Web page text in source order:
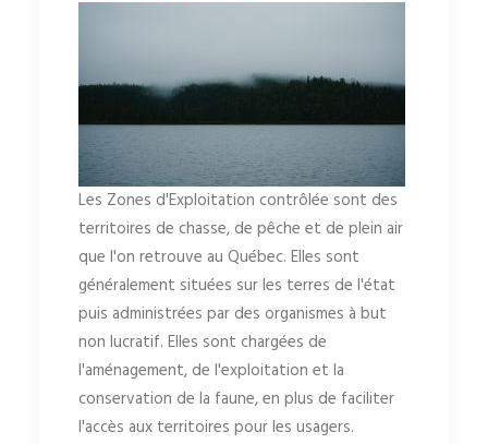
Les Zones d'Exploitation contrôlée sont des
territoires de chasse, de pêche et de plein air
que l'on retrouve au Québec. Elles sont
généralement situées sur les terres de l'état
puis administrées par des organismes à but
non lucratif. Elles sont chargées de
l'aménagement, de l'exploitation et la
conservation de la faune, en plus de faciliter
l'accès aux territoires pour les usagers.